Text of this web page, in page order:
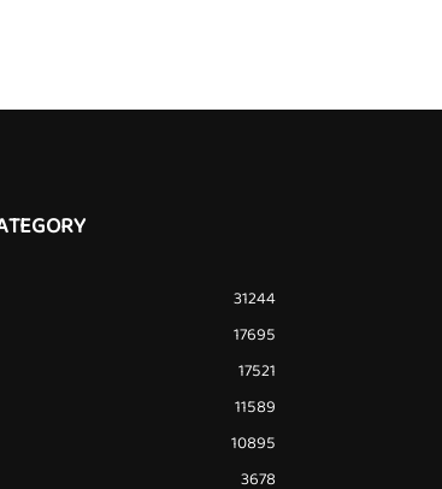
31244
17695
17521
11589
10895
3678